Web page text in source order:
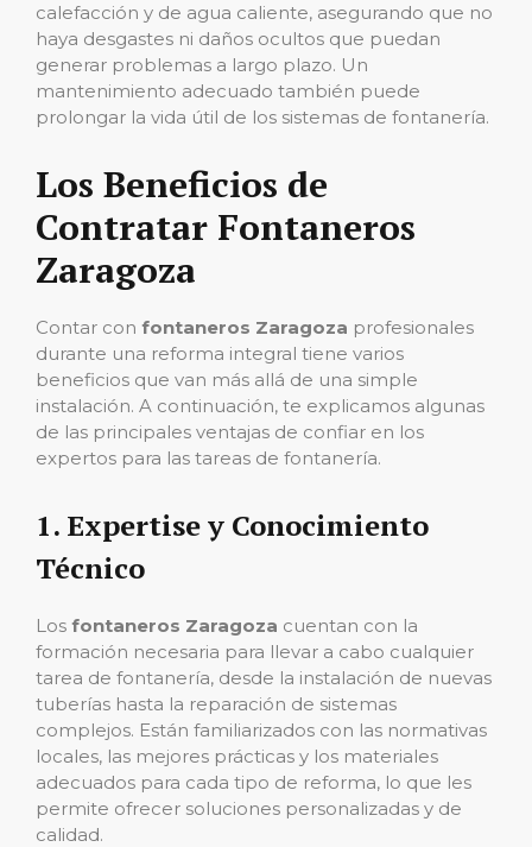
calefacción y de agua caliente, asegurando que no
haya desgastes ni daños ocultos que puedan
generar problemas a largo plazo. Un
mantenimiento adecuado también puede
prolongar la vida útil de los sistemas de fontanería.
Los Beneficios de
Contratar Fontaneros
Zaragoza
Contar con fontaneros Zaragoza profesionales
durante una reforma integral tiene varios
beneficios que van más allá de una simple
instalación. A continuación, te explicamos algunas
de las principales ventajas de confiar en los
expertos para las tareas de fontanería.
1. Expertise y Conocimiento
Técnico
Los fontaneros Zaragoza cuentan con la
formación necesaria para llevar a cabo cualquier
tarea de fontanería, desde la instalación de nuevas
tuberías hasta la reparación de sistemas
complejos. Están familiarizados con las normativas
locales, las mejores prácticas y los materiales
adecuados para cada tipo de reforma, lo que les
permite ofrecer soluciones personalizadas y de
calidad.